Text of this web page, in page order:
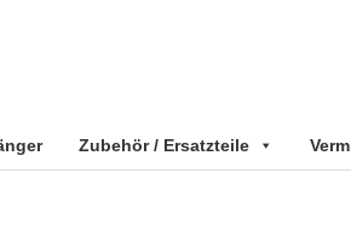
Zubehör / Ersatzteile